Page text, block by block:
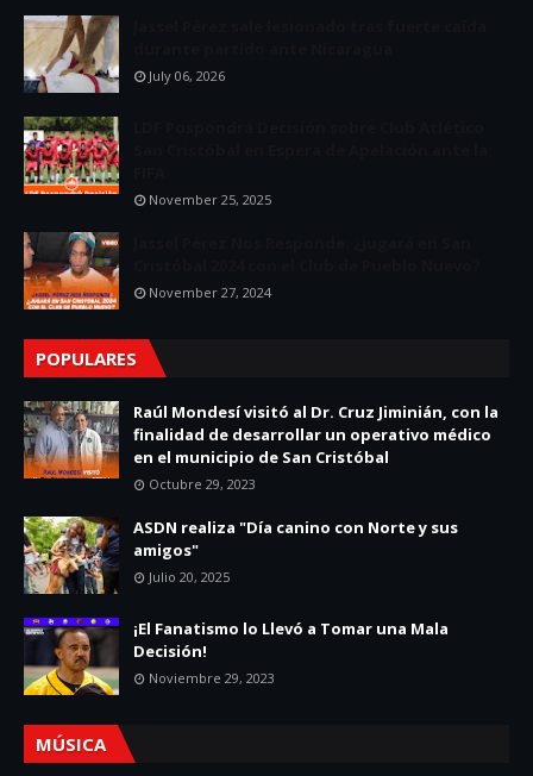
July 06, 2026
November 25, 2025
November 27, 2024
POPULARES
Raúl Mondesí visitó al Dr. Cruz Jiminián, con la
finalidad de desarrollar un operativo médico
en el municipio de San Cristóbal
Octubre 29, 2023
ASDN realiza "Día canino con Norte y sus
amigos"
Julio 20, 2025
¡El Fanatismo lo Llevó a Tomar una Mala
Decisión!
Noviembre 29, 2023
MÚSICA